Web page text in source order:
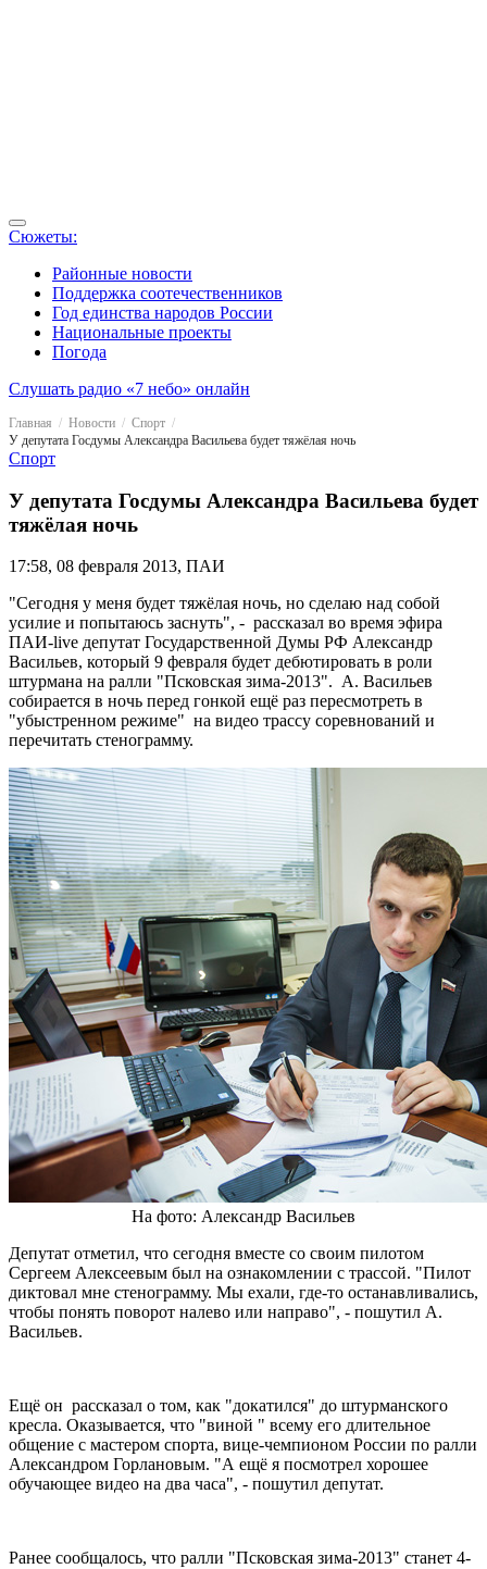
Сюжеты:
Районные новости
Поддержка соотечественников
Год единства народов России
Национальные проекты
Погода
Слушать радио «7 небо» онлайн
Главная Новости
Спорт
У депутата Госдумы Александра Васильева будет тяжёлая ночь
Спорт
У депутата Госдумы Александра Васильева будет
тяжёлая ночь
17:58, 08 февраля 2013, ПАИ
"Сегодня у меня будет тяжёлая ночь, но сделаю над собой
усилие и попытаюсь заснуть", - рассказал во время эфира
ПАИ-live депутат Государственной Думы РФ Александр
Васильев, который 9 февраля будет дебютировать в роли
штурмана на ралли "Псковская зима-2013". А. Васильев
собирается в ночь перед гонкой ещё раз пересмотреть в
"убыстренном режиме" на видео трассу соревнований и
перечитать стенограмму.
На фото: Александр Васильев
Депутат отметил, что сегодня вместе со своим пилотом
Сергеем Алексеевым был на ознакомлении с трассой. "Пилот
диктовал мне стенограмму. Мы ехали, где-то останавливались,
чтобы понять поворот налево или направо", - пошутил А.
Васильев.
Ещё он рассказал о том, как "докатился" до штурманского
кресла. Оказывается, что "виной " всему его длительное
общение с мастером спорта, вице-чемпионом России по ралли
Александром Горлановым. "А ещё я посмотрел хорошее
обучающее видео на два часа", - пошутил депутат.
Ранее сообщалось, что ралли "Псковская зима-2013" станет 4-